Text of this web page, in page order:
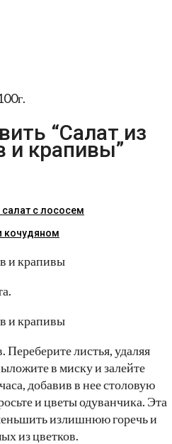
“Салат из
и крапивы”
с лососем
кочудяном
Переберите листья, удаляя
в миску и залейте
добавив в нее столовую
и цветы одуванчика. Эта
излишнюю горечь и
из цветков.